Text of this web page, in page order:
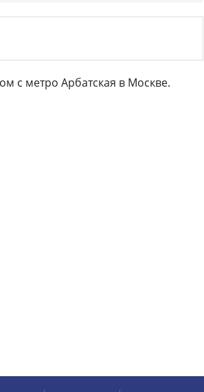
с метро Арбатская в Москве.